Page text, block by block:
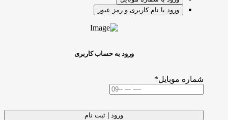
ورود با نام کاربری و رمز عبور
ورود به حساب کاربری
شماره موبایل*
ورود | ثبت نام